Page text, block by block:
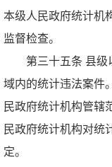
本级人民政府统计机
监督检查。
第三十五条 县
域内的统计违法案件
民政府统计机构管辖
民政府统计机构对统
定。